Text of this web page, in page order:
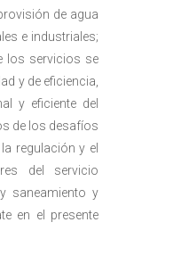
de agua
e industriales;
los servicios se
y de eficiencia,
y eficiente del
de los desafíos
regulación y el
del servicio
saneamiento y
en el presente